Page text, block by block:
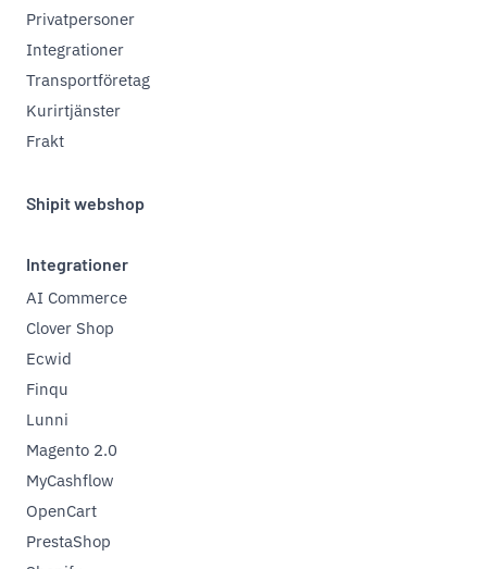
Privatpersoner
Integrationer
Transportföretag
Kurirtjänster
Frakt
Shipit webshop
Integrationer
AI Commerce
Clover Shop
Ecwid
Finqu
Lunni
Magento 2.0
MyCashflow
OpenCart
PrestaShop